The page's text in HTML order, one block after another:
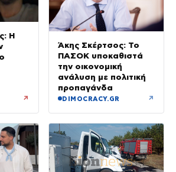
Η
↗
Άκης Σκέρτσος: Το
ΠΑΣΟΚ υποκαθιστά
την οικονομική
ανάλυση με πολιτική
προπαγάνδα
DIMOCRACY.GR ↗